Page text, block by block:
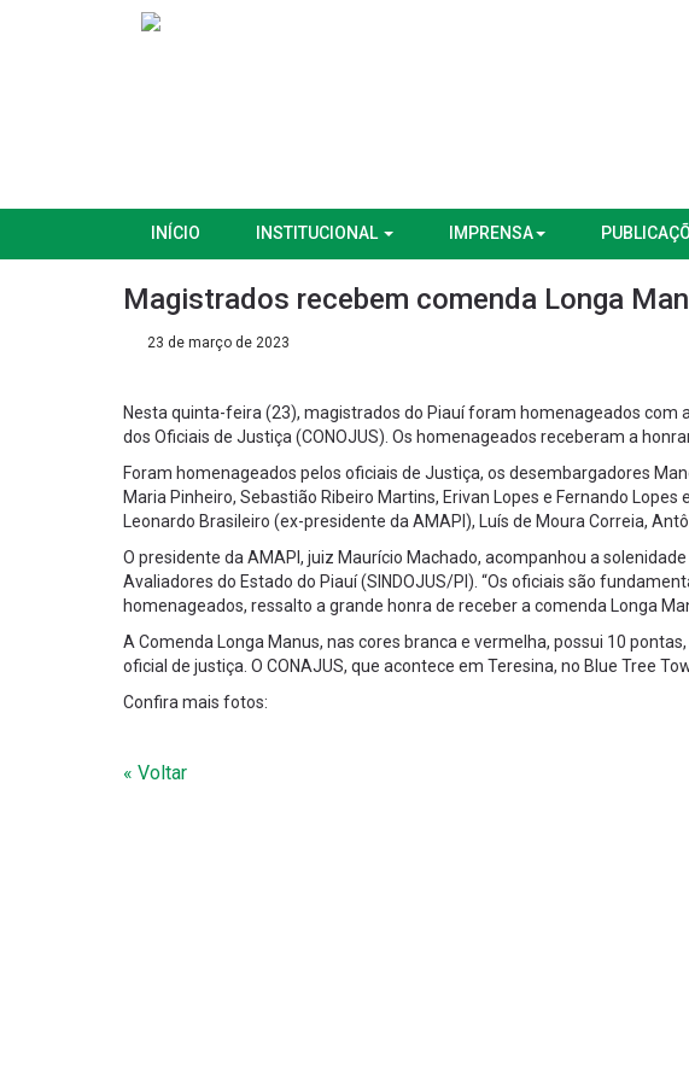
INÍCIO INSTITUCIONAL IMPRENSA
Magistrados recebem comenda Longa
23 de março de 2023
Nesta quinta-feira (23), magistrados do Piauí foram homenageados com
dos Oficiais de Justiça (CONOJUS). Os homenageados receberam a
Foram homenageados pelos oficiais de Justiça, os desembargadores
Maria Pinheiro, Sebastião Ribeiro Martins, Erivan Lopes e Fernando
Leonardo Brasileiro (ex-presidente da AMAPI), Luís de Moura Correia,
O presidente da AMAPI, juiz Maurício Machado, acompanhou a
Avaliadores do Estado do Piauí (SINDOJUS/PI). “Os oficiais são
homenageados, ressalto a grande honra de receber a comenda Longa
A Comenda Longa Manus, nas cores branca e vermelha, possui 10
oficial de justiça. O CONAJUS, que acontece em Teresina, no Blue Tree
Confira mais fotos:
« Voltar